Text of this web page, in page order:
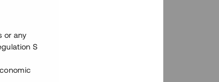
or any
S